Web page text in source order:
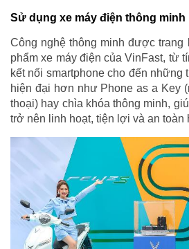
Sử dụng xe máy điện thông minh
Công nghệ thông minh được trang
phẩm xe máy điện của VinFast, từ
kết nối smartphone cho đến những
hiện đại hơn như Phone as a Key
thoại) hay chìa khóa thông minh,
trở nên linh hoạt, tiện lợi và an toàn